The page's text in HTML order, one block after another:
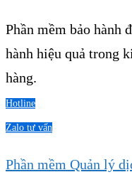
Phần mềm bảo hành
hành hiệu quả trong
hàng.
Hotline
Zalo tư vấn
Phần mềm Quản lý